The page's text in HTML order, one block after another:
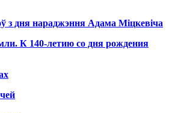
з дня нараджэння Адама Міцкевіча
К 140-летию со дня рождения